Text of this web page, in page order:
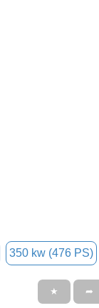
350 kw (476 PS)
★ ➦